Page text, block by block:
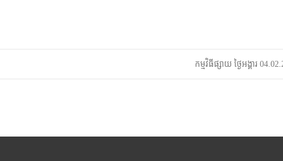
កម្មវិធីផ្សាយ ថ្ងៃអង្គារ